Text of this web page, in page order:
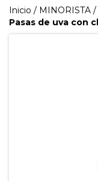
Inicio / MINORISTA /
Pasas de uva con